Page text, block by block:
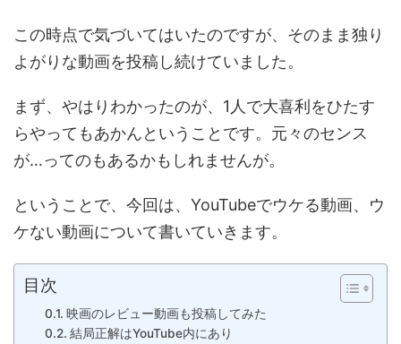
この時点で気づいてはいたのですが、そのまま独り
よがりな動画を投稿し続けていました。
まず、やはりわかったのが、1人で大喜利をひたす
らやってもあかんということです。元々のセンス
が…ってのもあるかもしれませんが。
ということで、今回は、YouTubeでウケる動画、ウ
ケない動画について書いていきます。
目次
映画のレビュー動画も投稿してみた
結局正解はYouTube内にあり